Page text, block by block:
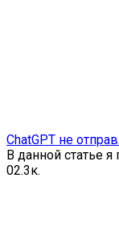
ChatGPT не
В данной статье
02.3к.